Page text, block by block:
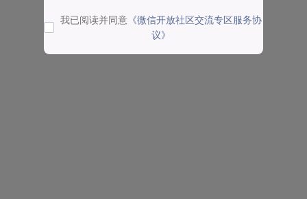
我已阅读并同意 《微信开放社区交流专区服务协
议》